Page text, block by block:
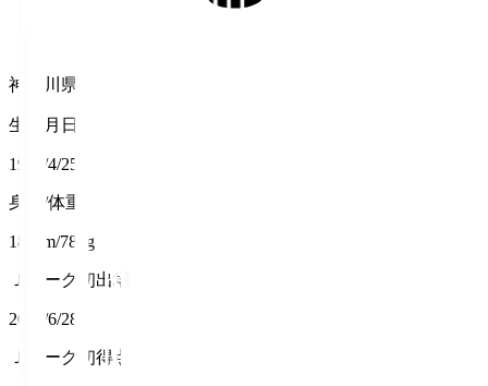
神奈川県
生年月日
1992/4/25
身長/体重
185cm/78kg
Ｊリーグ初出場
2015/6/28
Ｊリーグ初得点